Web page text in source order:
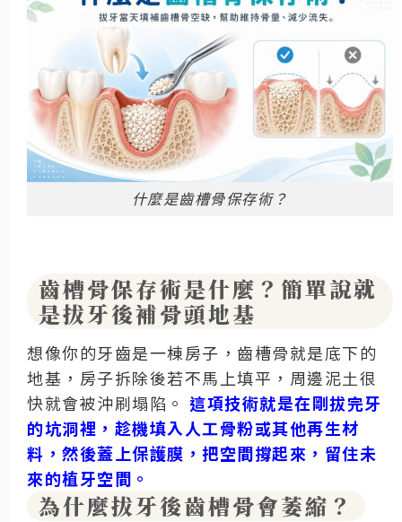
什麼是齒槽骨保存術？
齒槽骨保存術是什麼？簡單說就
是拔牙後補骨頭地基
想像你的牙齒是一棟房子，齒槽骨就是底下的
地基，房子拆除後若不馬上填平，周邊泥土很
快就會被沖刷塌陷。 這項技術就是在剛拔完牙
的坑洞裡，趁機填入人工骨粉或其他再生材
料，然後蓋上保護膜，把空間撐起來，留住未
來的植牙空間。
為什麼拔牙後齒槽骨會萎縮？